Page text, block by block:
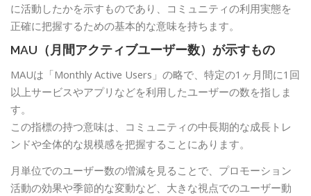
に活動したかを示すものであり、コミュニティの利用実態を
正確に把握するための基本的な意味を持ちます。
MAU（月間アクティブユーザー数）が示すもの
MAUは「Monthly Active Users」の略で、特定の1ヶ月間に1回
以上サービスやアプリなどを利用したユーザーの数を指しま
す。
この指標の持つ意味は、コミュニティの中長期的な成長トレ
ンドや全体的な規模感を把握することにあります。
月単位でのユーザー数の増減を見ることで、プロモーション
活動の効果や季節的な変動など、大きな視点でのユーザー動